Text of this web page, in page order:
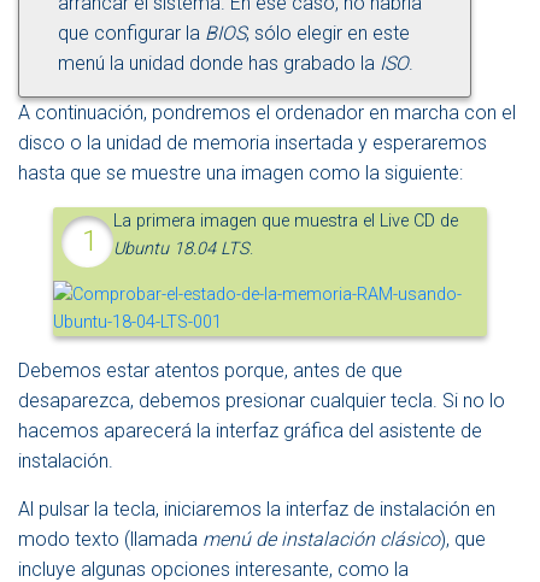
que configurar la BIOS, sólo elegir en este
menú la unidad donde has grabado la ISO.
A continuación, pondremos el ordenador en marcha con el
disco o la unidad de memoria insertada y esperaremos
hasta que se muestre una imagen como la siguiente:
La primera imagen que muestra el Live CD de
Ubuntu 18.04 LTS.
Debemos estar atentos porque, antes de que
desaparezca, debemos presionar cualquier tecla. Si no lo
hacemos aparecerá la interfaz gráfica del asistente de
instalación.
Al pulsar la tecla, iniciaremos la interfaz de instalación en
modo texto (llamada menú de instalación clásico), que
incluye algunas opciones interesante, como la